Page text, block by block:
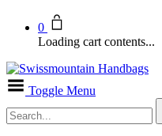
0
Loading cart contents...
Toggle Menu